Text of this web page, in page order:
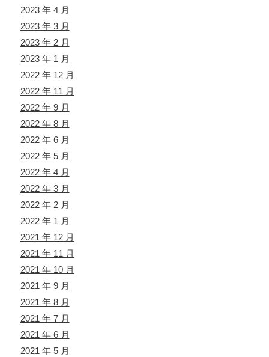
2023 年 4 月
2023 年 3 月
2023 年 2 月
2023 年 1 月
2022 年 12 月
2022 年 11 月
2022 年 9 月
2022 年 8 月
2022 年 6 月
2022 年 5 月
2022 年 4 月
2022 年 3 月
2022 年 2 月
2022 年 1 月
2021 年 12 月
2021 年 11 月
2021 年 10 月
2021 年 9 月
2021 年 8 月
2021 年 7 月
2021 年 6 月
2021 年 5 月